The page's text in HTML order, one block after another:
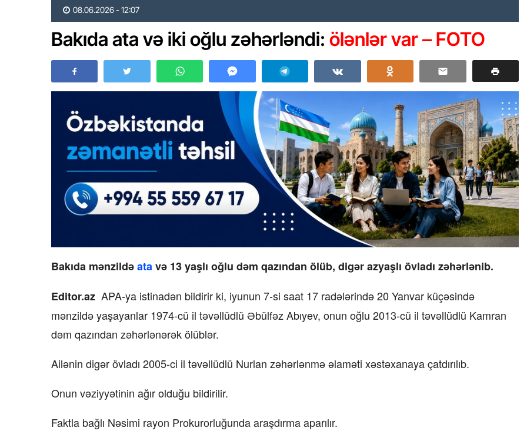
08.06.2026 - 12:07
Bakıda ata və iki oğlu zəhərləndi: ölənlər var – FOTO
Bakıda mənzildəatavə 13 yaşlı oğlu dəm qazından ölüb, digər azyaşlı övladı zəhərlənib.
Editor.az APA-ya istinadən bildirir ki, iyunun 7-si saat 17 radələrində 20 Yanvar küçəsində
mənzildə yaşayanlar 1974-cü il təvəllüdlü Əbülfəz Abıyev, onun oğlu 2013-cü il təvəllüdlü Kamran
dəm qazından zəhərlənərək ölüblər.
Ailənin digər övladı 2005-ci il təvəllüdlü Nurlan zəhərlənmə əlaməti xəstəxanaya çatdırılıb.
Onun vəziyyətinin ağır olduğu bildirilir.
Faktla bağlı Nəsimi rayon Prokurorluğunda araşdırma aparılır.